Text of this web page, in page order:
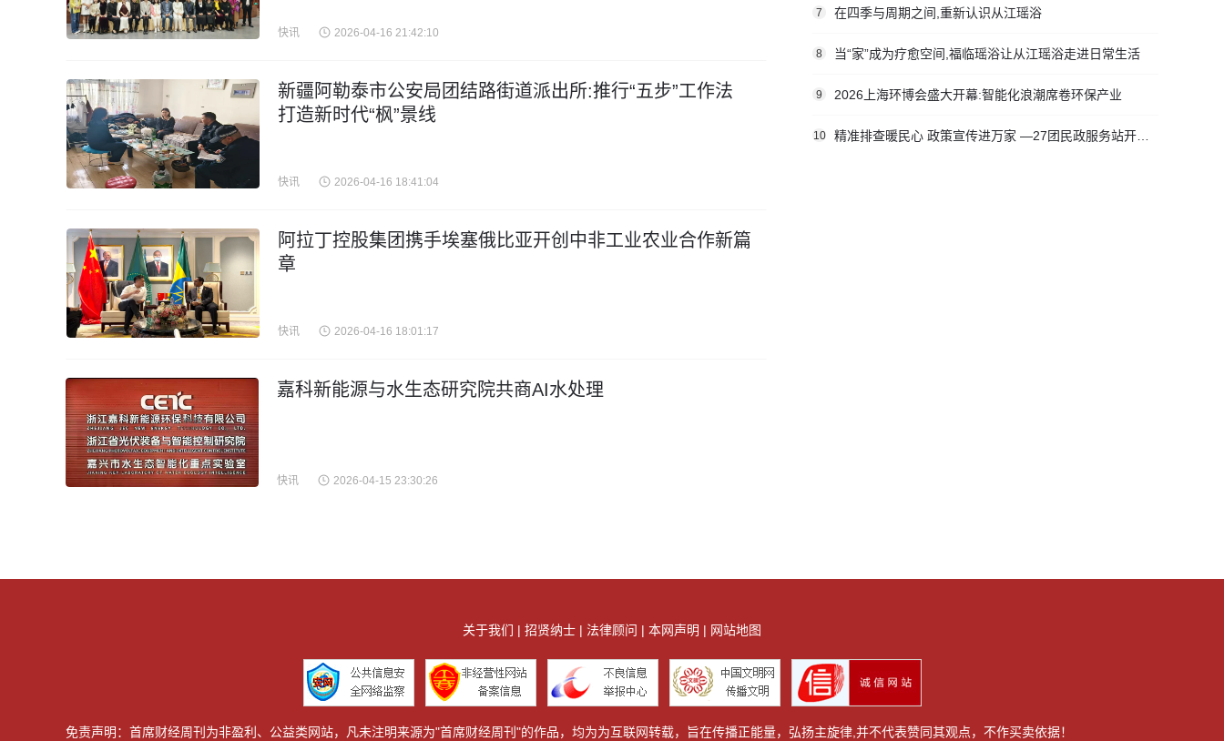
快讯 2026-04-16 21:42:10
新疆阿勒泰市公安局团结路街道派出所:推行“五步”工作法
打造新时代“枫”景线
快讯 2026-04-16 18:41:04
阿拉丁控股集团携手埃塞俄比亚开创中非工业农业合作新篇
章
快讯 2026-04-16 18:01:17
嘉科新能源与水生态研究院共商AI水处理
快讯 2026-04-15 23:30:26
7 在四季与周期之间,重新认识从江瑶浴
8 当“家”成为疗愈空间,福临瑶浴让从江瑶浴走进日常生活
9 2026上海环博会盛大开幕:智能化浪潮席卷环保产业
10 精准排查暖民心 政策宣传进万家 —27团民政服务站开展社会救助入户走访活动
关于我们 | 招贤纳士 | 法律顾问 | 本网声明 | 网站地图
免责声明：首席财经周刊为非盈利、公益类网站，凡未注明来源为"首席财经周刊"的作品，均为为互联网转载，旨在传播正能量，弘扬主旋律,并不代表赞同其观点，不作买卖依据！